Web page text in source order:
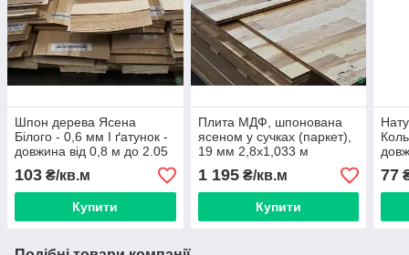
Шпон дерева Ясена
Білого - 0,6 мм I ґатунок -
довжина від 0,8 м до 2.05
м / ширина від 12 см+
103 ₴/кв.м
Купити
Плита МДФ, шпонована
ясеном у сучках (паркет),
19 мм 2,8х1,033 м
1 195₴/кв.м
Купити
/77